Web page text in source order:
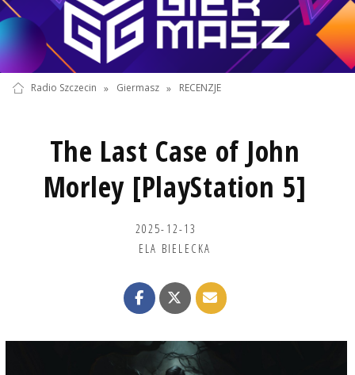
Radio Szczecin » Giermasz » RECENZJE
The Last Case of John
Morley [PlayStation 5]
2025-12-13
ELA BIELECKA